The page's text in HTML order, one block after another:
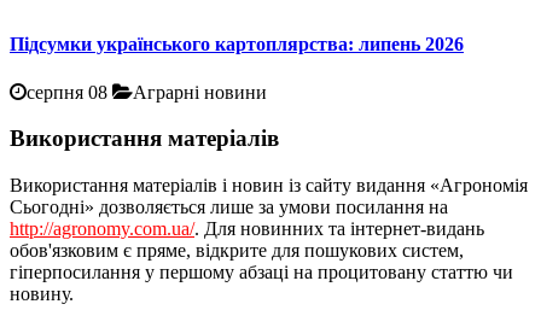
Підсумки українського картоплярства: липень 2026
серпня 08 Аграрні новини
Використання матеріалів
Використання матеріалів і новин із сайту видання «Агрономія
Сьогодні» дозволяється лише за умови посилання на
http://agronomy.com.ua/. Для новинних та інтернет-видань
обов'язковим є пряме, відкрите для пошукових систем,
гіперпосилання у першому абзаці на процитовану статтю чи
новину.